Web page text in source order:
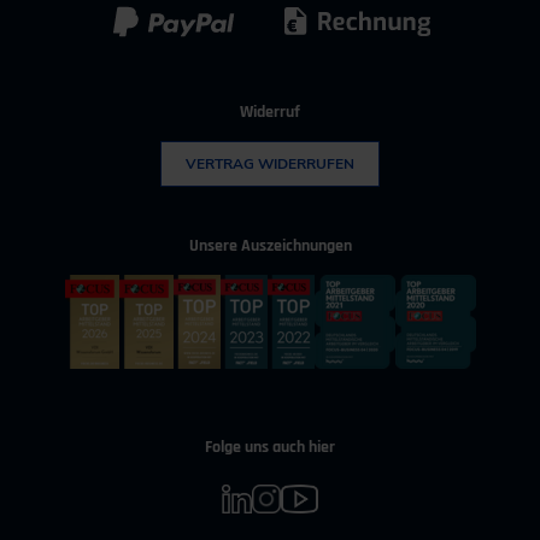
Widerruf
VERTRAG WIDERRUFEN
Unsere Auszeichnungen
Folge uns auch hier